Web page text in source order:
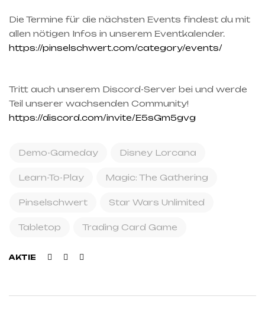
Die Termine für die nächsten Events findest du mit
allen nötigen Infos in unserem Eventkalender.
https://pinselschwert.com/category/events/
Tritt auch unserem Discord-Server bei und werde
Teil unserer wachsenden Community!
https://discord.com/invite/E5sGm5gvg
Demo-Gameday Disney Lorcana
Learn-To-Play Magic: The Gathering
Pinselschwert Star Wars Unlimited
Tabletop Trading Card Game
AKTIE Facebook
Twitter